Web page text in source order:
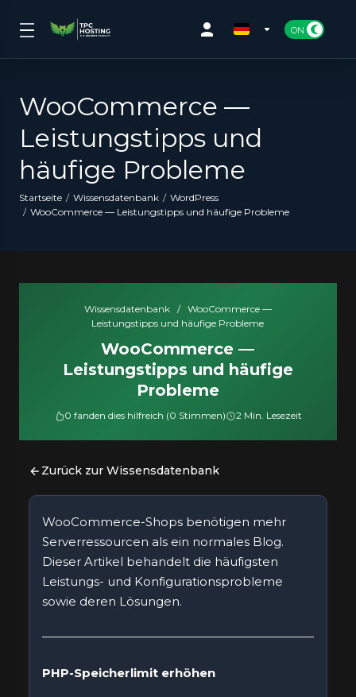
WooCommerce —
Leistungstipps und
häufige Probleme
Startseite Wissensdatenbank
WordPress
WooCommerce — Leistungstipps und häufige Probleme
Wissensdatenbank /
WooCommerce —
Leistungstipps und häufige Probleme
WooCommerce —
Leistungstipps und häufige
Probleme
0 fanden dies hilfreich (0 Stimmen) 2 Min. Lesezeit
Zurück zur Wissensdatenbank
WooCommerce-Shops benötigen mehr
Serverressourcen als ein normales Blog.
Dieser Artikel behandelt die häufigsten
Leistungs- und Konfigurationsprobleme
sowie deren Lösungen.
PHP-Speicherlimit erhöhen